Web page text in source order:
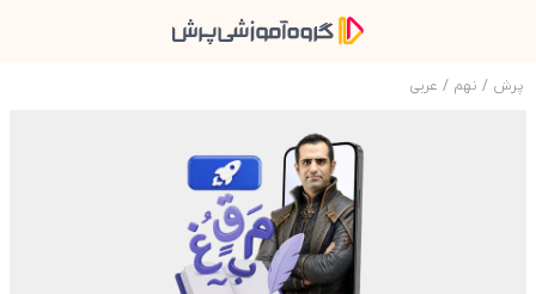
پرش / نهم / عربی
عکس محصول پرش جت عربی پایه نهم